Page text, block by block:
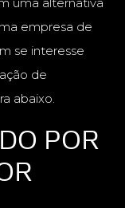
empresa de
se interesse
de
abaixo.
POR